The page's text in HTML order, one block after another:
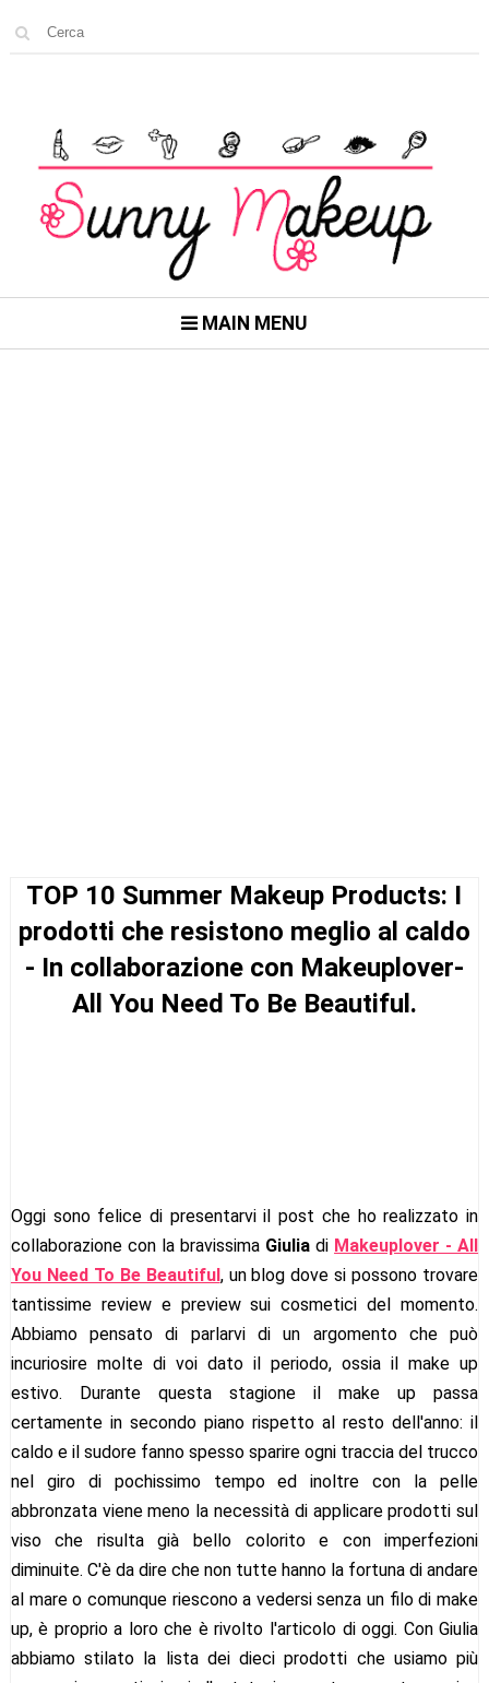
MAIN MENU
TOP 10 Summer Makeup Products: I
prodotti che resistono meglio al caldo
- In collaborazione con Makeuplover-
All You Need To Be Beautiful.
Oggi sono felice di presentarvi il post che ho realizzato in
collaborazione con la bravissima Giulia di Makeuplover - All
You Need To Be Beautiful , un blog dove si possono trovare
tantissime review e preview sui cosmetici del momento.
Abbiamo pensato di parlarvi di un argomento che può
incuriosire molte di voi dato il periodo, ossia il make up
estivo. Durante questa stagione il make up passa
certamente in secondo piano rispetto al resto dell'anno: il
caldo e il sudore fanno spesso sparire ogni traccia del trucco
nel giro di pochissimo tempo ed inoltre con la pelle
abbronzata viene meno la necessità di applicare prodotti sul
viso che risulta già bello colorito e con imperfezioni
diminuite. C'è da dire che non tutte hanno la fortuna di andare
al mare o comunque riescono a vedersi senza un filo di make
up, è proprio a loro che è rivolto l'articolo di oggi. Con Giulia
abbiamo stilato la lista dei dieci prodotti che usiamo più